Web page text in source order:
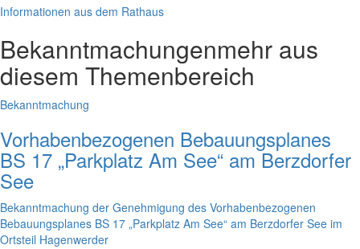
Informationen aus dem Rathaus
Bekanntmachungenmehr aus
diesem Themenbereich
Bekanntmachung
Vorhabenbezogenen Bebauungsplanes
BS 17 „Parkplatz Am See“ am Berzdorfer
See
Bekanntmachung der Genehmigung des Vorhabenbezogenen
Bebauungsplanes BS 17 „Parkplatz Am See“ am Berzdorfer See im
Ortsteil Hagenwerder